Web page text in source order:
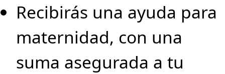
Recibirás una ayuda para
maternidad, con una
suma asegurada a tu